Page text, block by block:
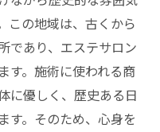
をリセット
浅草橋のエステ
れる厳選商材
ステ施術
ラクゼーション
この地域は、古くから
であり、エステサロン
す。施術に使われる商
に優しく、歴史ある日
す。そのため、心身を